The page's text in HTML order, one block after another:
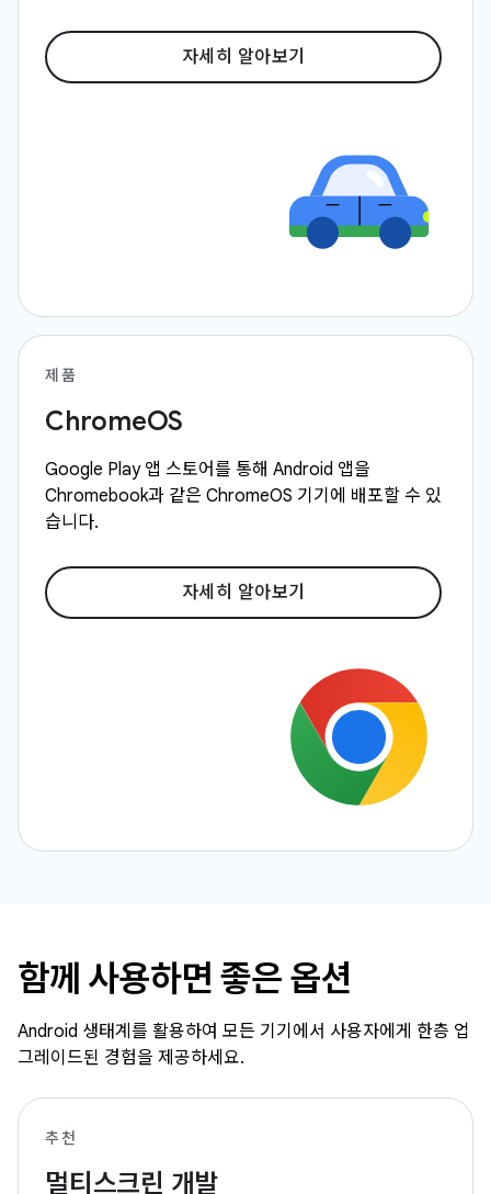
자세히 알아보기
제품
ChromeOS
Google Play 앱 스토어를 통해 Android 앱을
Chromebook과 같은 ChromeOS 기기에 배포할 수 있
습니다.
자세히 알아보기
함께 사용하면 좋은 옵션
Android 생태계를 활용하여 모든 기기에서 사용자에게 한층 업
그레이드된 경험을 제공하세요.
추천
멀티스크린 개발